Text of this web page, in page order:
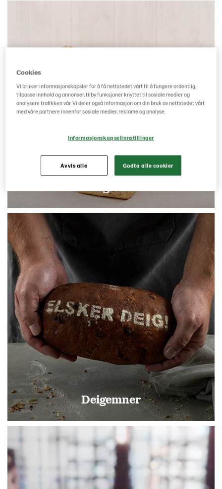
Deigemner
Cookies
Vi bruker informasjonskapsler for å få nettstedet vårt til å fungere ordentlig,
tilpasse innhold og annonser, tilby funksjoner knyttet til sosiale medier og
analysere trafikken vår. Vi deler også informasjon om din bruk av nettstedet vårt
med våre partnere innenfor sosiale medier, reklame og analyse.
Informasjonskapselinnstillinger
Avvis alle Godta alle cookier